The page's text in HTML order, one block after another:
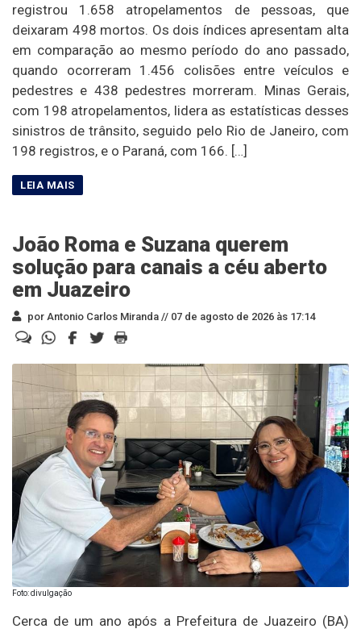
registrou 1.658 atropelamentos de pessoas, que
deixaram 498 mortos. Os dois índices apresentam alta
em comparação ao mesmo período do ano passado,
quando ocorreram 1.456 colisões entre veículos e
pedestres e 438 pedestres morreram. Minas Gerais,
com 198 atropelamentos, lidera as estatísticas desses
sinistros de trânsito, seguido pelo Rio de Janeiro, com
198 registros, e o Paraná, com 166. […]
João Roma e Suzana querem
solução para canais a céu aberto
em Juazeiro
por Antonio Carlos Miranda // 07 de agosto de 2026 às 17:14
Foto: divulgação
Cerca de um ano após a Prefeitura de Juazeiro (BA)